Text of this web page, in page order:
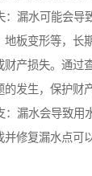
：漏水可能会导
地板变形等，长
产损失。通过
发生，保护财
：漏水会导致用
并修复漏水点可